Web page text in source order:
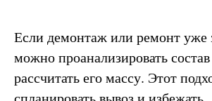
Если демонтаж или ремонт уже
можно проанализировать
рассчитать его массу. Этот